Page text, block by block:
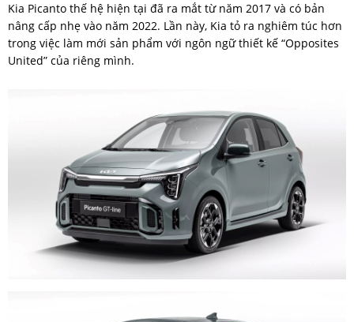
Kia Picanto thế hệ hiện tại đã ra mắt từ năm 2017 và có bản
nâng cấp nhẹ vào năm 2022. Lần này, Kia tỏ ra nghiêm túc hơn
trong việc làm mới sản phẩm với ngôn ngữ thiết kế “Opposites
United” của riêng mình.